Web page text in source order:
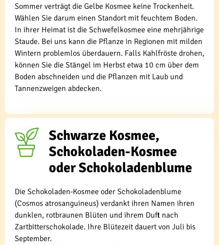
Sommer verträgt die Gelbe Kosmee keine Trockenheit.
Wählen Sie darum einen Standort mit feuchtem Boden.
In ihrer Heimat ist die Schwefelkosmee eine mehrjährige
Staude. Bei uns kann die Pflanze in Regionen mit milden
Wintern problemlos überdauern. Falls Kahlfröste drohen,
können Sie die Stängel im Herbst etwa 10 cm über dem
Boden abschneiden und die Pflanzen mit Laub und
Tannenzweigen abdecken.
Schwarze Kosmee,
Schokoladen-Kosmee
oder Schokoladenblume
Die Schokoladen-Kosmee oder Schokoladenblume
(Cosmos atrosanguineus) verdankt ihren Namen ihren
dunklen, rotbraunen Blüten und ihrem Duft nach
Zartbitterschokolade. Ihre Blütezeit dauert von Juli bis
September.